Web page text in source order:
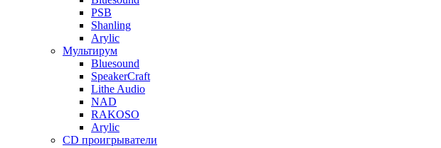
PSB
Shanling
Arylic
Мультирум
Bluesound
SpeakerCraft
Lithe Audio
NAD
RAKOSO
Arylic
CD проигрыватели